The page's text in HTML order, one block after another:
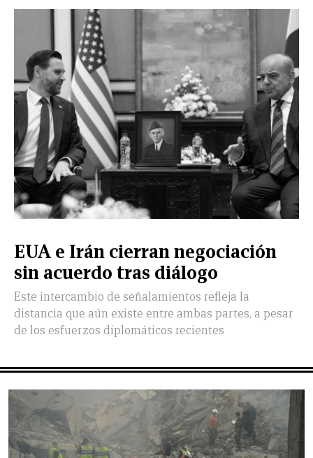
EUA e Irán cierran negociación
sin acuerdo tras diálogo
Este intercambio de señalamientos refleja la
distancia que aún existe entre ambas partes, a pesar
de los esfuerzos diplomáticos recientes